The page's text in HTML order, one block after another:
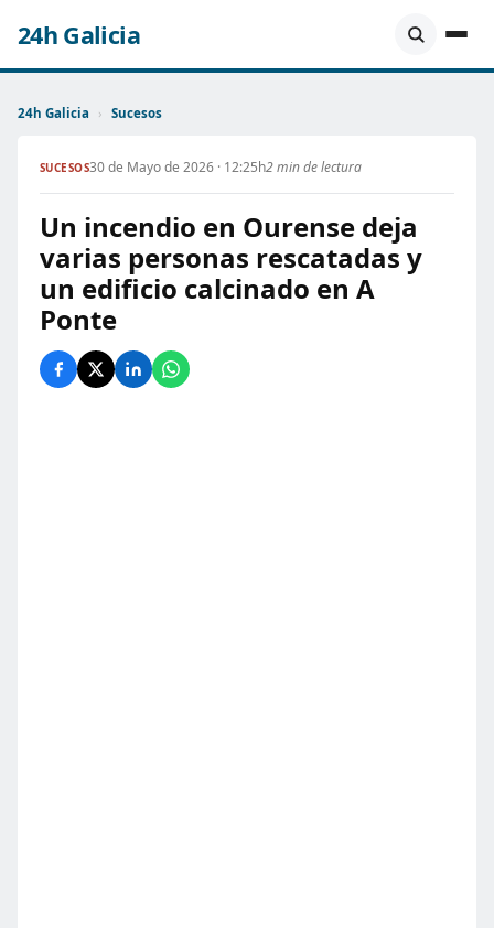
24h Galicia
24h Galicia › Sucesos
SUCESOS30 de Mayo de 2026 · 12:25h2 min de lectura
Un incendio en Ourense deja
varias personas rescatadas y
un edificio calcinado en A
Ponte